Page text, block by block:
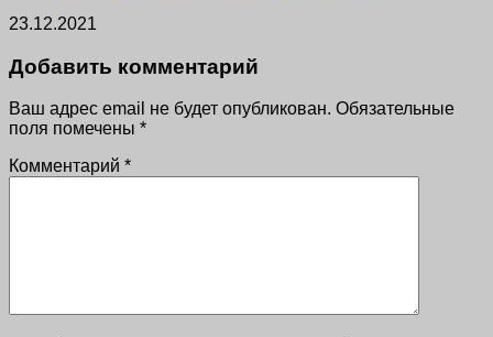
23.12.2021
Добавить комментарий
Ваш адрес email не будет опубликован. Обязательные
поля помечены *
Комментарий *